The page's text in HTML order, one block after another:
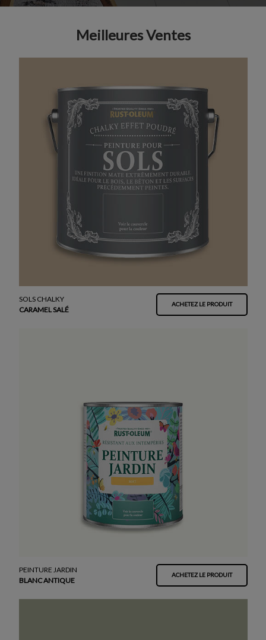
Meilleures Ventes
SOLS CHALKY
CARAMEL SALÉ
ACHETEZ LE PRODUIT
PEINTURE JARDIN
BLANC ANTIQUE
ACHETEZ LE PRODUIT